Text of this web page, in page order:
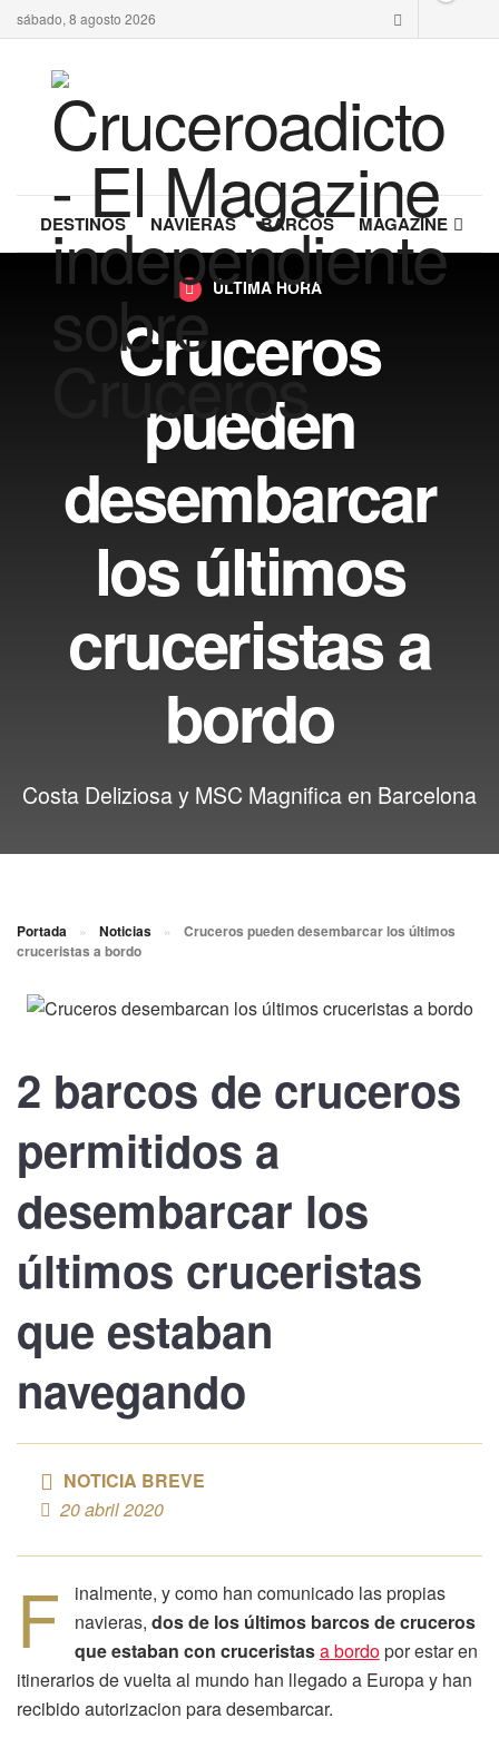
sábado, 8 agosto 2026
DESTINOS NAVIERAS BARCOS MAGAZINE
ÚLTIMA HORA
Cruceros
pueden
desembarcar
los últimos
cruceristas a
bordo
Costa Deliziosa y MSC Magnifica en Barcelona
Portada » Noticias »
Cruceros pueden desembarcar los últimos
cruceristas a bordo
2 barcos de cruceros
permitidos a
desembarcar los
últimos cruceristas
que estaban
navegando
NOTICIA BREVE
20 abril 2020
F
inalmente, y como han comunicado las propias
navieras, dos de los últimos barcos de cruceros
que estaban con cruceristasa bordopor estar en
itinerarios de vuelta al mundo han llegado a Europa y han
recibido autorizacion para desembarcar.